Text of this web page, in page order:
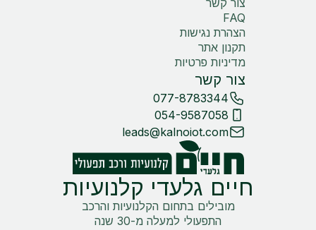
חיים גלעדי קלנועיות
מובילים בתחום הקלנועיות והרכב
התפעולי למעלה מ-30 שנה
צור קשר
FAQ
הצהרת נגישות
תקנון אתר
מדיניות פרטיות
צור קשר
077-8783344
054-9587058
leads@kalnoiot.com